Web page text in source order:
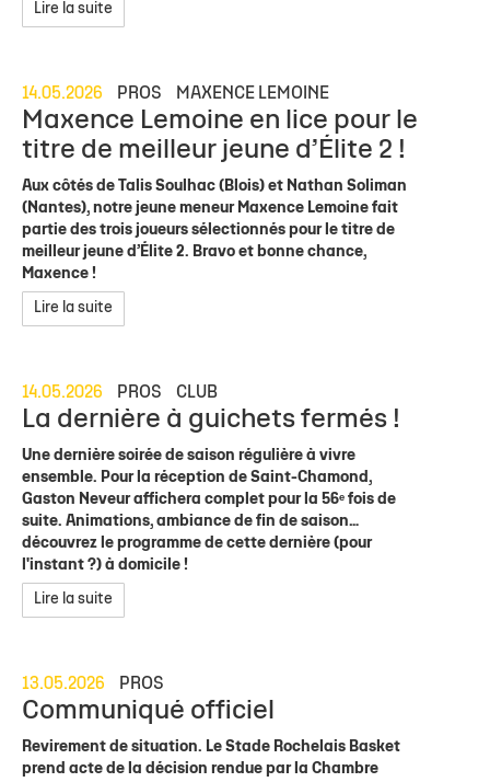
Lire la suite
14.05.2026 PROS MAXENCE LEMOINE
Maxence Lemoine en lice pour le
titre de meilleur jeune d’Élite 2 !
Aux côtés de Talis Soulhac (Blois) et Nathan Soliman
(Nantes), notre jeune meneur Maxence Lemoine fait
partie des trois joueurs sélectionnés pour le titre de
meilleur jeune d’Élite 2. Bravo et bonne chance,
Maxence !
Lire la suite
14.05.2026 PROS CLUB
La dernière à guichets fermés !
Une dernière soirée de saison régulière à vivre
ensemble. Pour la réception de Saint-Chamond,
Gaston Neveur affichera complet pour la 56ᵉ fois de
suite. Animations, ambiance de fin de saison…
découvrez le programme de cette dernière (pour
l'instant ?) à domicile !
Lire la suite
13.05.2026 PROS
Communiqué officiel
Revirement de situation. Le Stade Rochelais Basket
prend acte de la décision rendue par la Chambre